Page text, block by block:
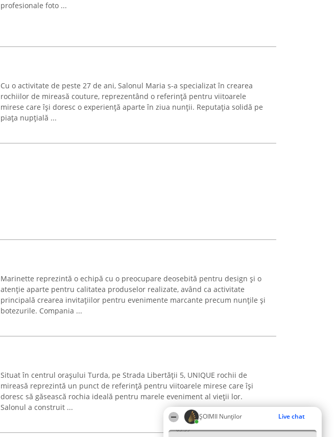
ȘOIMII Nunților Live chat
03:59
profesionale foto ...
Cu o activitate de peste 27 de ani, Salonul Maria s-a specializat în crearea
rochiilor de mireasă couture, reprezentând o referință pentru viitoarele
mirese care își doresc o experiență aparte în ziua nunții. Reputația solidă pe
piața nupțială ...
Marinette reprezintă o echipă cu o preocupare deosebită pentru design și o
atenție aparte pentru calitatea produselor realizate, având ca activitate
principală crearea invitațiilor pentru evenimente marcante precum nunțile și
botezurile. Compania ...
Situat în centrul orașului Turda, pe Strada Libertății 5, UNIQUE rochii de
mireasă reprezintă un punct de referință pentru viitoarele mirese care își
doresc să găsească rochia ideală pentru marele eveniment al vieții lor.
Salonul a construit ...